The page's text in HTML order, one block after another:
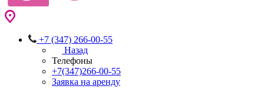
+7 (347) 266-00-55
Назад
Телефоны
+7(347)266-00-55
Заявка на аренду